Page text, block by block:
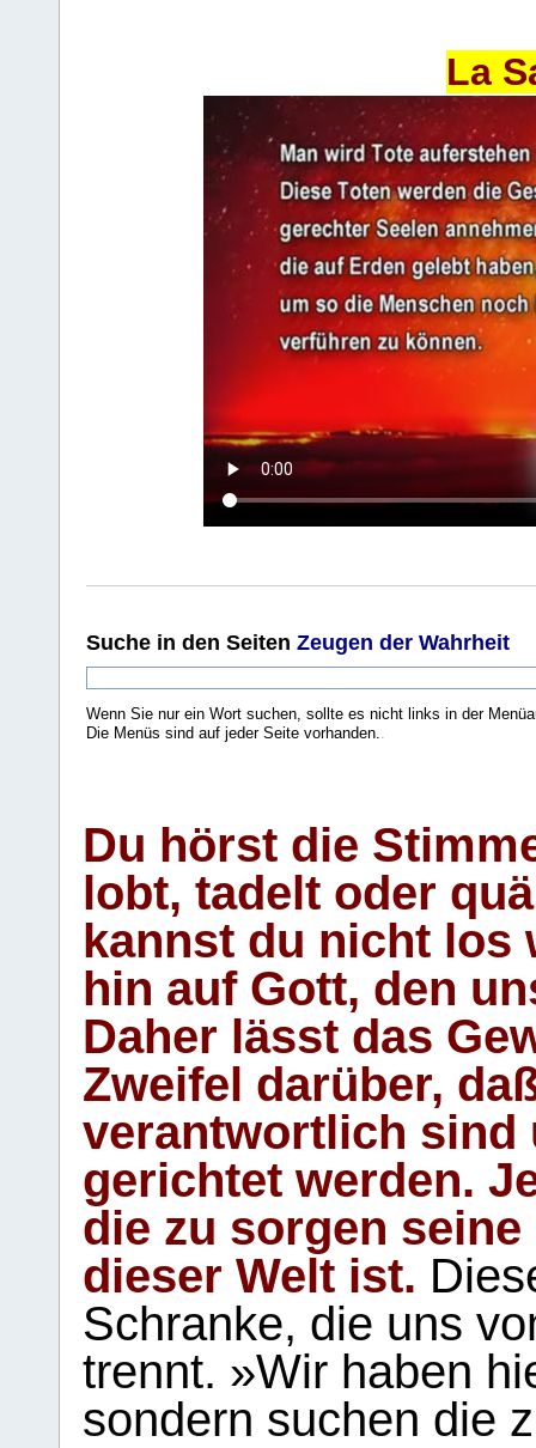
La
Suche in den Seiten Zeugen der Wahrheit
Wenn Sie nur ein Wort suchen, sollte es nicht links in der
Die Menüs sind auf jeder Seite vorhanden..
Du hörst die
lobt, tadelt oder
kannst du nicht los
hin auf Gott, den
Daher lässt das
Zweifel darüber,
verantwortlich sind
gerichtet werden.
die zu sorgen
dieser Welt ist.
Schranke, die uns
trennt. »Wir haben
sondern suchen die